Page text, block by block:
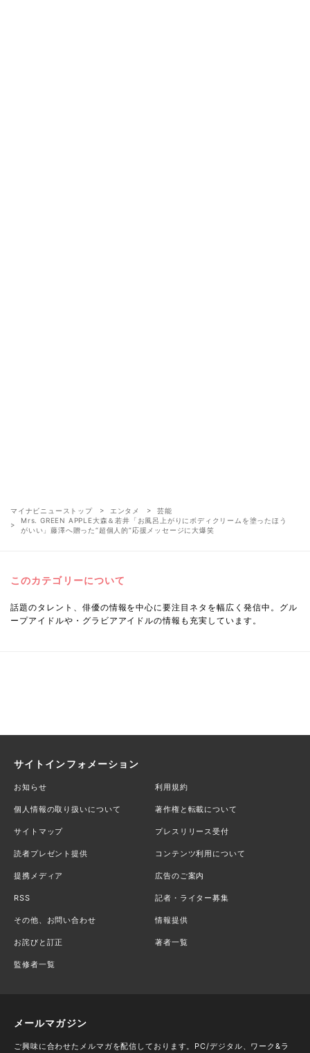
マイナビニューストップ エンタメ
芸能
Mrs. GREEN APPLE大森＆若井「お風呂上がりにボディクリームを塗ったほう
がいい」藤澤へ贈った“超個人的”応援メッセージに大爆笑
このカテゴリーについて
話題のタレント、俳優の情報を中心に要注目ネタを幅広く発信中。グル
ープアイドルや・グラビアアイドルの情報も充実しています。
サイトインフォメーション
お知らせ 利用規約
個人情報の取り扱いについて 著作権と転載について
サイトマップ プレスリリース受付
読者プレゼント提供 コンテンツ利用について
提携メディア 広告のご案内
RSS 記者・ライター募集
その他、お問い合わせ 情報提供
お詫びと訂正 著者一覧
監修者一覧
メールマガジン
ご興味に合わせたメルマガを配信しております。PC/デジタル、ワーク&ラ